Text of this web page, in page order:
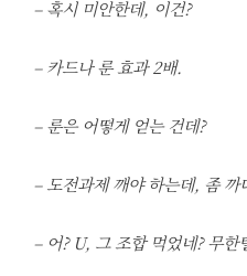
– 혹시 미안한데, 이건?
– 카드나 룬 효과 2배.
– 룬은 어떻게 얻는 건데?
– 도전과제 깨야 하는데, 좀 까
– 어? U, 그 조합 먹었네? 무한